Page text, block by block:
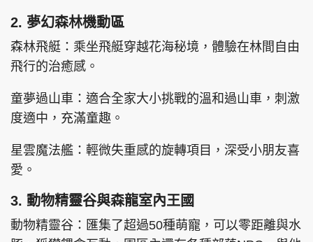
2. 夢幻森林機動區
森林飛艇：乘坐飛艇穿越花海秘境，體驗在林間自由
飛行的治癒感。
童夢過山車：適合全家大小挑戰的溫和過山車，刺激
度適中，充滿童趣。
星雲魔法艦：輕微失重感的旋轉項目，深受小朋友喜
愛。
3. 動物精靈谷與森龍室內王國
動物精靈谷：匯集了超過50種萌寵，可以零距離與水